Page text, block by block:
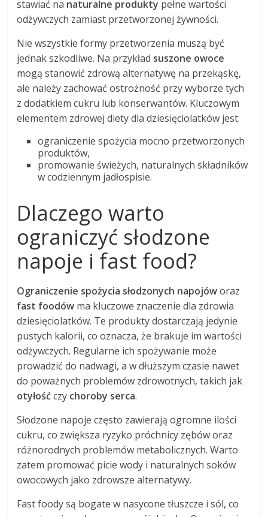
stawiać na naturalne produkty pełne wartości
odżywczych zamiast przetworzonej żywności.
Nie wszystkie formy przetworzenia muszą być
jednak szkodliwe. Na przykład suszone owoce
mogą stanowić zdrową alternatywę na przekąskę,
ale należy zachować ostrożność przy wyborze tych
z dodatkiem cukru lub konserwantów. Kluczowym
elementem zdrowej diety dla dziesięciolatków jest:
ograniczenie spożycia mocno przetworzonych
produktów,
promowanie świeżych, naturalnych składników
w codziennym jadłospisie.
Dlaczego warto
ograniczyć słodzone
napoje i fast food?
Ograniczenie spożycia słodzonych napojóworaz
fast foodów ma kluczowe znaczenie dla zdrowia
dziesięciolatków. Te produkty dostarczają jedynie
pustych kalorii, co oznacza, że brakuje im wartości
odżywczych. Regularne ich spożywanie może
prowadzić do nadwagi, a w dłuższym czasie nawet
do poważnych problemów zdrowotnych, takich jak
otyłośćczy choroby serca.
Słodzone napoje często zawierają ogromne ilości
cukru, co zwiększa ryzyko próchnicy zębów oraz
różnorodnych problemów metabolicznych. Warto
zatem promować picie wody i naturalnych soków
owocowych jako zdrowsze alternatywy.
Fast foody są bogate w nasycone tłuszcze i sól, co